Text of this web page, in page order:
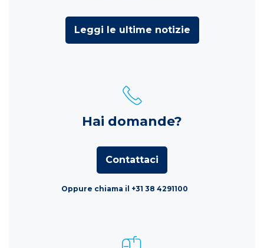
Leggi le ultime notizie
Hai domande?
Contattaci
Oppure chiama il +31 38 4291100